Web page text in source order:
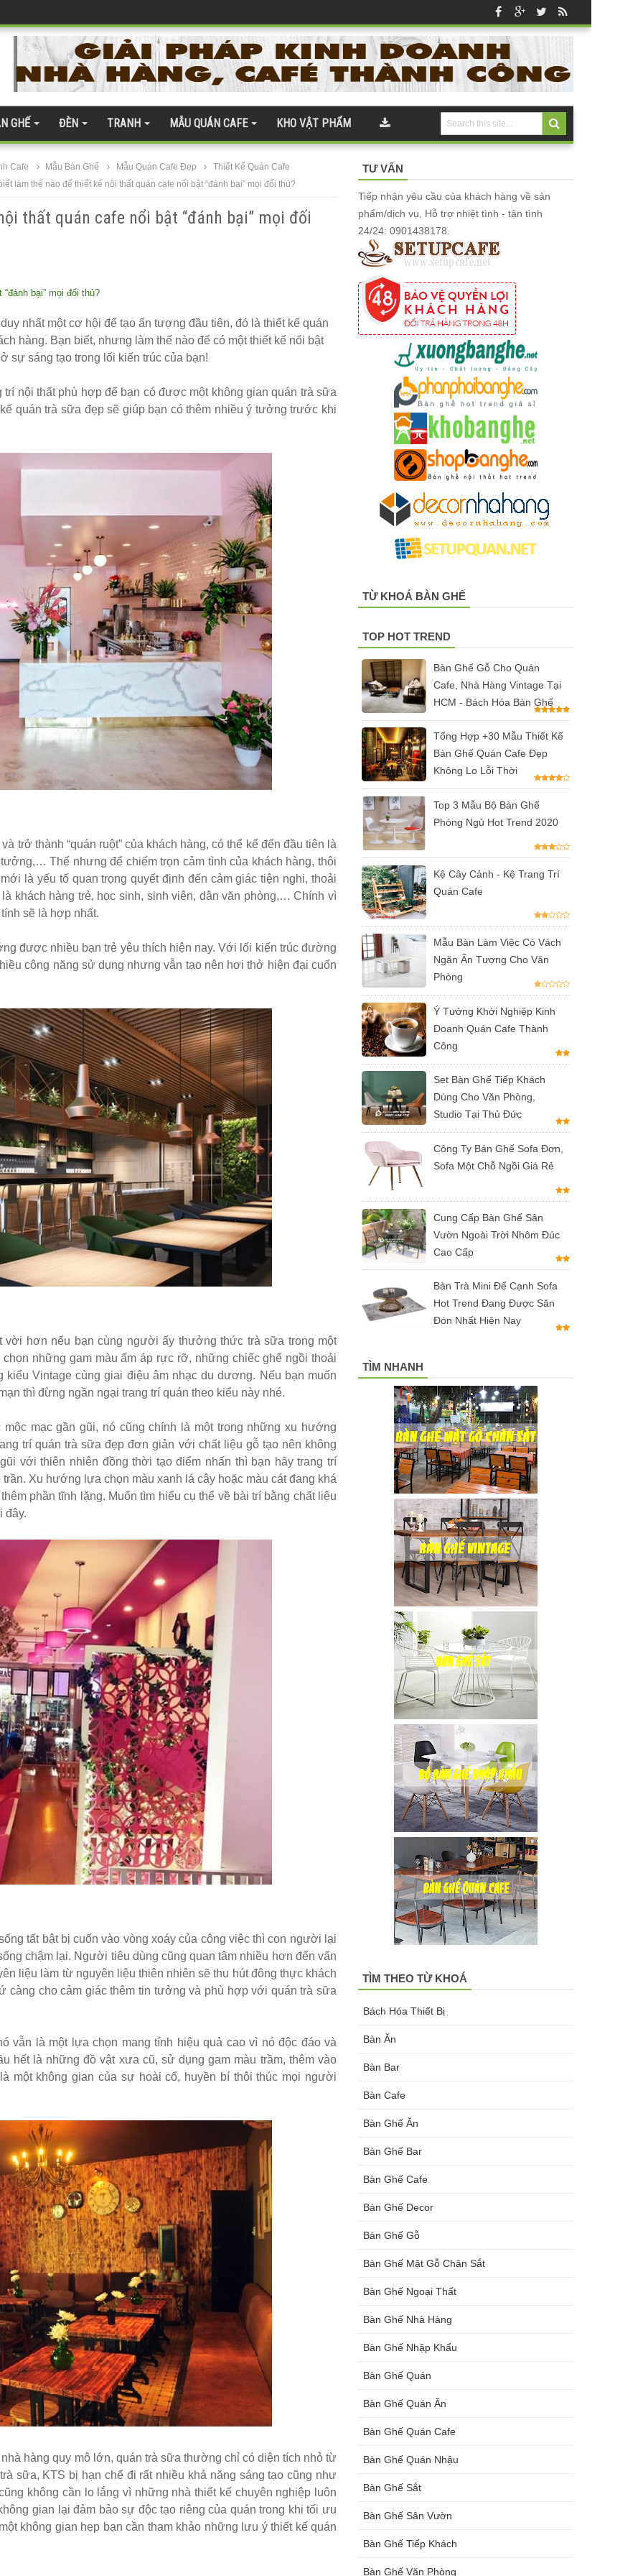
Bàn Ghế
cafe
hồng
tại Tp.HCM
GHẾ ĐÈN TRANH MẪU QUÁN CAFE KHO VẬT PHẨM
Cafe Mẫu Bàn Ghế Mẫu Quán Cafe Đẹp
Thiết Kế Quán Cafe
làm thế nào để thiết kế nội thất quán cafe nổi bật “đánh bại” mọi đối thủ?
thất quán cafe nổi bật “đánh bại” mọi đối
bại” mọi đối thủ?
nhất một cơ hội để tạo ấn tượng đầu tiên, đó là thiết kế quán
hàng. Bạn biết, nhưng làm thế nào để có một thiết kế nổi bật
sự sáng tạo trong lối kiến trúc của bạn!
nội thất phù hợp để bạn có được một không gian quán trà sữa
quán trà sữa đẹp sẽ giúp bạn có thêm nhiều ý tưởng trước khi
trở thành “quán ruột” của khách hàng, có thể kể đến đầu tiên là
Thế nhưng để chiếm trọn cảm tình của khách hàng, thôi
là yếu tố quan trọng quyết định đến cảm giác tiện nghi, thoải
khách hàng trẻ, học sinh, sinh viên, dân văn phòng,… Chính vì
sẽ là hợp nhất.
được nhiều bạn trẻ yêu thích hiện nay. Với lối kiến trúc đường
công năng sử dụng nhưng vẫn tạo nên hơi thở hiện đại cuốn
vời hơn nếu bạn cùng người ấy thưởng thức trà sữa trong một
những gam màu ấm áp rực rỡ, những chiếc ghế ngồi thoải
Vintage cùng giai điệu âm nhạc du dương. Nếu bạn muốn
thì đừng ngần ngại trang trí quán theo kiểu này nhé.
mạc gần gũi, nó cũng chính là một trong những xu hướng
trí quán trà sữa đẹp đơn giản với chất liệu gỗ tạo nên không
với thiên nhiên đồng thời tạo điểm nhấn thì bạn hãy trang trí
Xu hướng lựa chọn màu xanh lá cây hoặc màu cát đang khá
phần tĩnh lặng. Muốn tìm hiểu cụ thể về bài trí bằng chất liệu
đây.
tất bật bị cuốn vào vòng xoáy của công việc thì con người lại
chậm lại. Người tiêu dùng cũng quan tâm nhiều hơn đến vấn
liệu làm từ nguyên liệu thiên nhiên sẽ thu hút đông thực khách
càng cho cảm giác thêm tin tưởng và phù hợp với quán trà sữa
vẫn là một lựa chọn mang tính hiệu quả cao vì nó độc đáo và
hết là những đồ vật xưa cũ, sử dụng gam màu trầm, thêm vào
một không gian của sự hoài cổ, huyền bí thôi thúc mọi người
hàng quy mô lớn, quán trà sữa thường chỉ có diện tích nhỏ từ
sữa, KTS bị hạn chế đi rất nhiều khả năng sáng tạo cũng như
không cần lo lắng vì những nhà thiết kế chuyên nghiệp luôn
gian lại đảm bảo sự độc tạo riêng của quán trong khi tối ưu
không gian hẹp bạn cần tham khảo những lưu ý thiết kế quán
TƯ VẤN
Tiếp nhận yêu cầu của khách hàng về sản
phẩm/dịch vụ, Hỗ trợ nhiệt tình - tận tình
24/24: 0901438178.
TỪ KHOÁ BÀN GHẾ
TOP HOT TREND
Bàn Ghế Gỗ Cho Quán
Cafe, Nhà Hàng Vintage Tại
HCM - Bách Hóa Bàn Ghế
Tổng Hợp +30 Mẫu Thiết Kế
Bàn Ghế Quán Cafe Đẹp
Không Lo Lỗi Thời
Top 3 Mẫu Bộ Bàn Ghế
Phòng Ngủ Hot Trend 2020
Kệ Cây Cảnh - Kệ Trang Trí
Quán Cafe
Mẫu Bàn Làm Việc Có Vách
Ngăn Ấn Tượng Cho Văn
Phòng
Ý Tưởng Khởi Nghiệp Kinh
Doanh Quán Cafe Thành
Công
Set Bàn Ghế Tiếp Khách
Dùng Cho Văn Phòng,
Studio Tại Thủ Đức
Công Ty Bán Ghế Sofa Đơn,
Sofa Một Chỗ Ngồi Giá Rẻ
Cung Cấp Bàn Ghế Sân
Vườn Ngoài Trời Nhôm Đúc
Cao Cấp
Bàn Trà Mini Để Cạnh Sofa
Hot Trend Đang Được Săn
Đón Nhất Hiện Nay
TÌM NHANH
TÌM THEO TỪ KHOÁ
Bách Hóa Thiết Bị
Bàn Ăn
Bàn Bar
Bàn Cafe
Bàn Ghế Ăn
Bàn Ghế Bar
Bàn Ghế Cafe
Bàn Ghế Decor
Bàn Ghế Gỗ
Bàn Ghế Mặt Gỗ Chân Sắt
Bàn Ghế Ngoại Thất
Bàn Ghế Nhà Hàng
Bàn Ghế Nhập Khẩu
Bàn Ghế Quán
Bàn Ghế Quán Ăn
Bàn Ghế Quán Cafe
Bàn Ghế Quán Nhậu
Bàn Ghế Sắt
Bàn Ghế Sân Vườn
Bàn Ghế Tiếp Khách
Bàn Ghế Văn Phòng